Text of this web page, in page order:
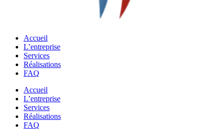
Accueil
L’entreprise
Services
Réalisations
FAQ
Accueil
L’entreprise
Services
Réalisations
FAQ